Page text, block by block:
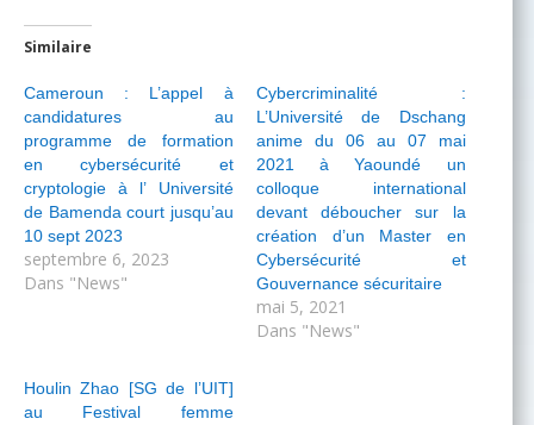
Similaire
Cameroun : L’appel à
candidatures au
programme de formation
en cybersécurité et
cryptologie à l’ Université
de Bamenda court jusqu’au
10 sept 2023
septembre 6, 2023
Dans "News"
Cybercriminalité :
L’Université de Dschang
anime du 06 au 07 mai
2021 à Yaoundé un
colloque international
devant déboucher sur la
création d’un Master en
Cybersécurité et
Gouvernance sécuritaire
mai 5, 2021
Dans "News"
Houlin Zhao [SG de l’UIT]
au Festival femme